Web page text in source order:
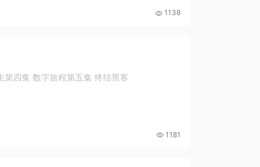
1138
第四集 数字旅程第五集 终结黑客
1181